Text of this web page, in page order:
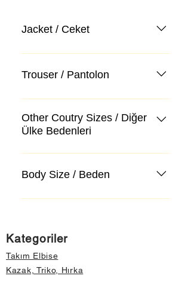
Jacket / Ceket
Trouser / Pantolon
Other Coutry Sizes / Diğer
Ülke Bedenleri
Body Size / Beden
Kategoriler
Takım Elbise
Kazak, Triko, Hırka